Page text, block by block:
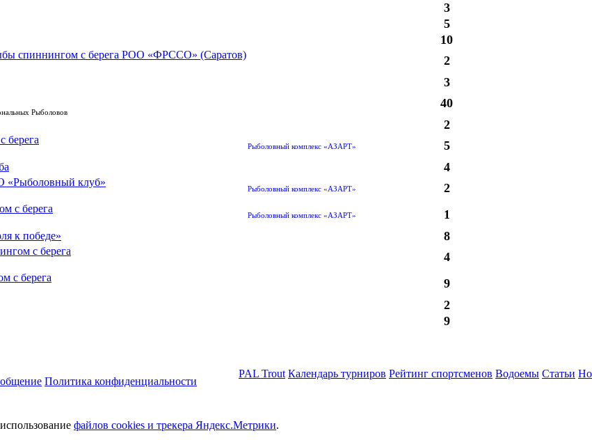
3
5
10
спиннингом с берега РОО «ФРССО» (Саратов) 2
3
Рыболовов
40
2
берега
Рыболовный комплекс «АЗАРТ» 5
4
«Рыболовный клуб»
Рыболовный комплекс «АЗАРТ» 2
с берега
Рыболовный комплекс «АЗАРТ» 1
к победе» 8
с берега 4
с берега 9
2
9
Политика конфиденциальности
PAL Trout Календарь турниров Рейтинг спортсменов Водоемы Статьи
файлов cookies и трекера Яндекс.Метрики.